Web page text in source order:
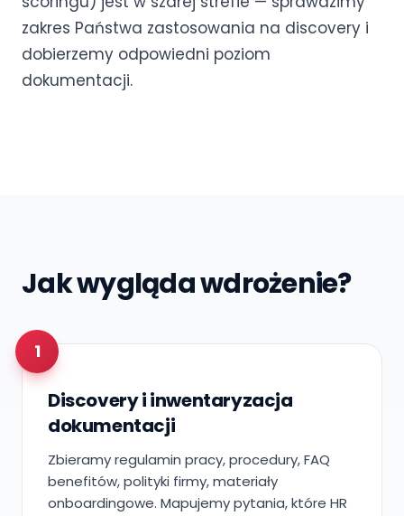
zakres Państwa zastosowania na discovery i
dobierzemy odpowiedni poziom
dokumentacji.
Jak wygląda wdrożenie?
1
Discovery i inwentaryzacja
dokumentacji
Zbieramy regulamin pracy, procedury, FAQ
benefitów, polityki firmy, materiały
onboardingowe. Mapujemy pytania, które HR